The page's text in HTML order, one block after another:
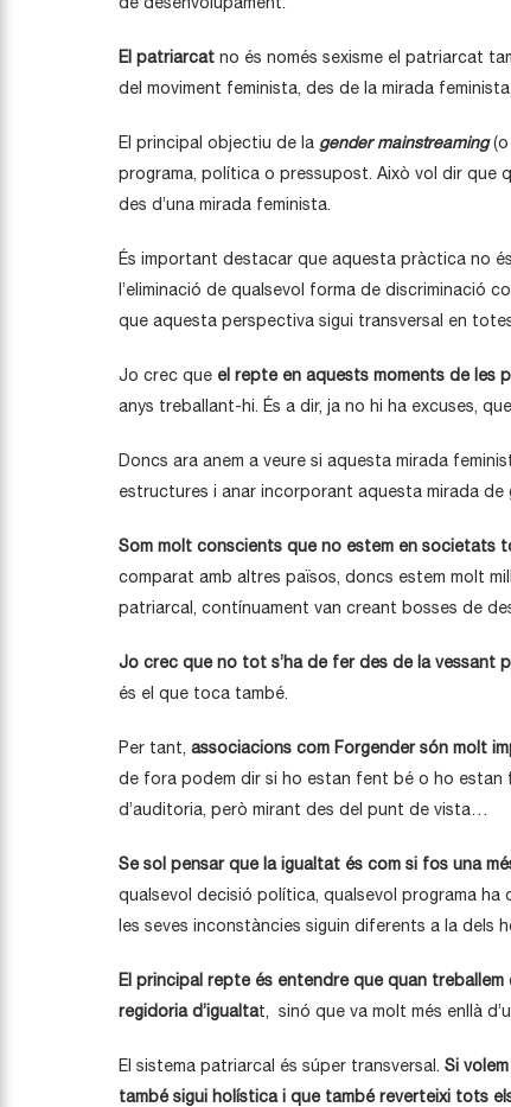
El patriarcat no és només sexisme el patriarcat
del moviment feminista, des de la mirada
El principal objectiu de la gender mainstreaming(o
programa, política o pressupost. Això vol dir que
des d’una mirada feminista.
És important destacar que aquesta pràctica no
l’eliminació de qualsevol forma de discriminació
que aquesta perspectiva sigui transversal en
Jo crec que el repte en aquests moments de les
anys treballant-hi. És a dir, ja no hi ha excuses,
Doncs ara anem a veure si aquesta mirada
estructures i anar incorporant aquesta mirada de
Som molt conscients que no estem en societats
comparat amb altres països, doncs estem molt
patriarcal, contínuament van creant bosses de
Jo crec que no tot s’ha de fer des de la vessant
és el que toca també.
Per tant, associacions com Forgender són molt
de fora podem dir si ho estan fent bé o ho estan
d’auditoria, però mirant des del punt de vista…
Se sol pensar que la igualtat és com si fos una
qualsevol decisió política, qualsevol programa
les seves inconstàncies siguin diferents a la dels
El principal repte és entendre que quan
regidoria d’igualtat, sinó que va molt més enllà
El sistema patriarcal és súper transversal. Si
també sigui holística i que també reverteixi tots